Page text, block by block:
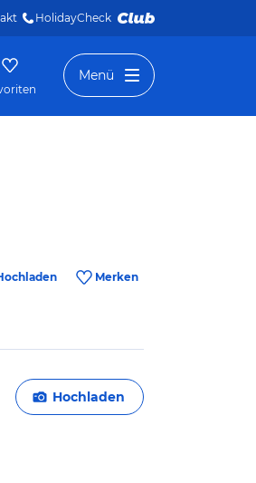
HolidayCheck
Menü
Merken
Hochladen